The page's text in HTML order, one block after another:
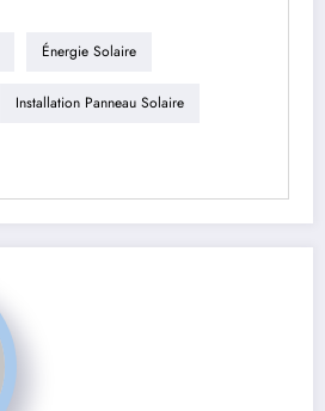
Énergie Solaire
Installation Panneau Solaire